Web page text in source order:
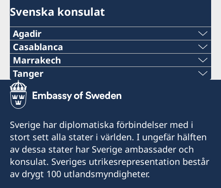
Svenska konsulat
Agadir
Telefon
+212 666 33 31 33
E-post
consulat.suede.aga@gmail.com
Besöksadress:
Immeuble Rachdi
Avenue HASSAN II
Agadir 80 000
Casablanca
Telefon
+212 5 22 36 22 70
Telefon
+212 5 22 36 22 73
E-post
mbb.imagine@gmail.com
Marrakech
Tel
+212 5 24 44 75 28
dg@dellarosa-marrakech.com
Adress:
5, Avenue Rue Moulay Al Hassan, Hivernage
Tanger
Tel
+212 539 93 78 35
E-post
consulsuedetanger@hotmail.fr
Fax
Sverige har diplomatiska förbindelser med i
stort sett alla stater i världen. I ungefär hälften
av dessa stater har Sverige ambassader och
konsulat. Sveriges utrikesrepresentation består
av drygt 100 utlandsmyndigheter.